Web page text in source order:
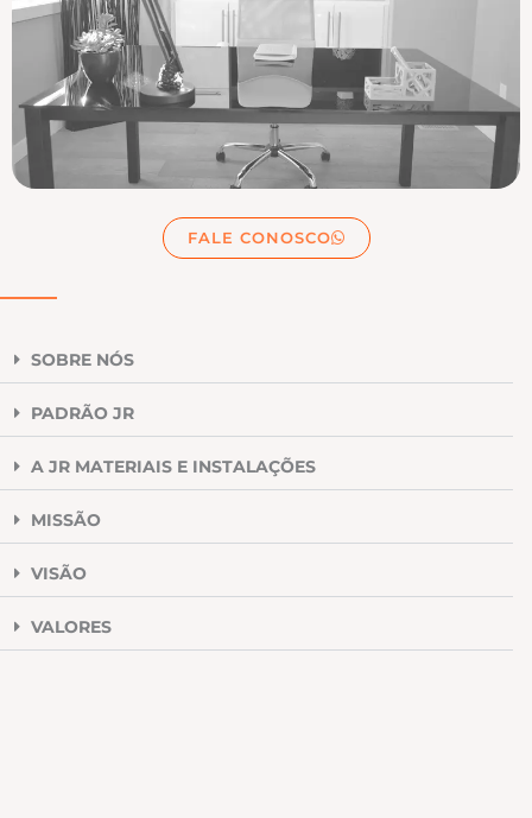
FALE CONOSCO
SOBRE NÓS
PADRÃO JR
A JR MATERIAIS E INSTALAÇÕES
MISSÃO
VISÃO
VALORES